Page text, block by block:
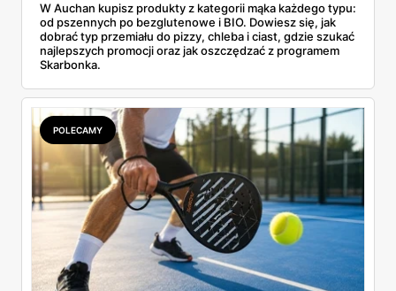
W Auchan kupisz produkty z kategorii mąka każdego typu:
od pszennych po bezglutenowe i BIO. Dowiesz się, jak
dobrać typ przemiału do pizzy, chleba i ciast, gdzie szukać
najlepszych promocji oraz jak oszczędzać z programem
Skarbonka.
POLECAMY